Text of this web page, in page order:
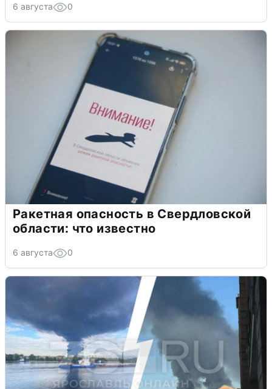
6 августа 0
Ракетная опасность в Свердловской
области: что известно
6 августа 0